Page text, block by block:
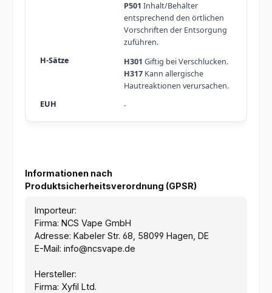
P501 Inhalt/Behälter
entsprechend den örtlichen
Vorschriften der Entsorgung
zuführen.
H301 Giftig bei Verschlucken.
H317Kann allergische
Hautreaktionen verursachen.
-
Informationen nach
Produktsicherheitsverordnung (GPSR)
Importeur:
Firma: NCS Vape GmbH
Adresse: Kabeler Str. 68, 58099 Hagen, DE
E-Mail: info@ncsvape.de
Hersteller:
Firma: Xyfil Ltd.